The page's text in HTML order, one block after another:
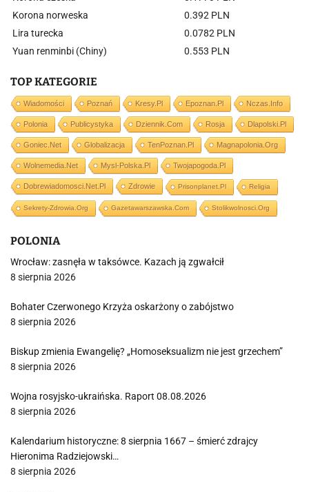
Korona norweska
0.392 PLN
Lira turecka
0.0782 PLN
Yuan renminbi (Chiny)
0.553 PLN
TOP KATEGORIE
Wiadomości Poznań Kresy.pl Epoznan.pl Nczas.info
Polonia Publicystyka Dziennik.com Rosja Dlapolski.pl
Goniec.net Globalizacja TenPoznan.pl Magnapolonia.org
Wolnemedia.net Mysl-Polska.pl Twojapogoda.pl
Dobrewiadomosci.net.pl Zdrowie Prisonplanet.pl Religia
Sekrety-Zdrowia.org Gazetawarszawska.com Stolikwolnosci.org
POLONIA
Wrocław: zasnęła w taksówce. Kazach ją zgwałcił
8 sierpnia 2026
Bohater Czerwonego Krzyża oskarżony o zabójstwo
8 sierpnia 2026
Biskup zmienia Ewangelię? „Homoseksualizm nie jest grzechem”
8 sierpnia 2026
Wojna rosyjsko-ukraińska. Raport 08.08.2026
8 sierpnia 2026
Kalendarium historyczne: 8 sierpnia 1667 – śmierć zdrajcy
Hieronima Radziejowski…
8 sierpnia 2026